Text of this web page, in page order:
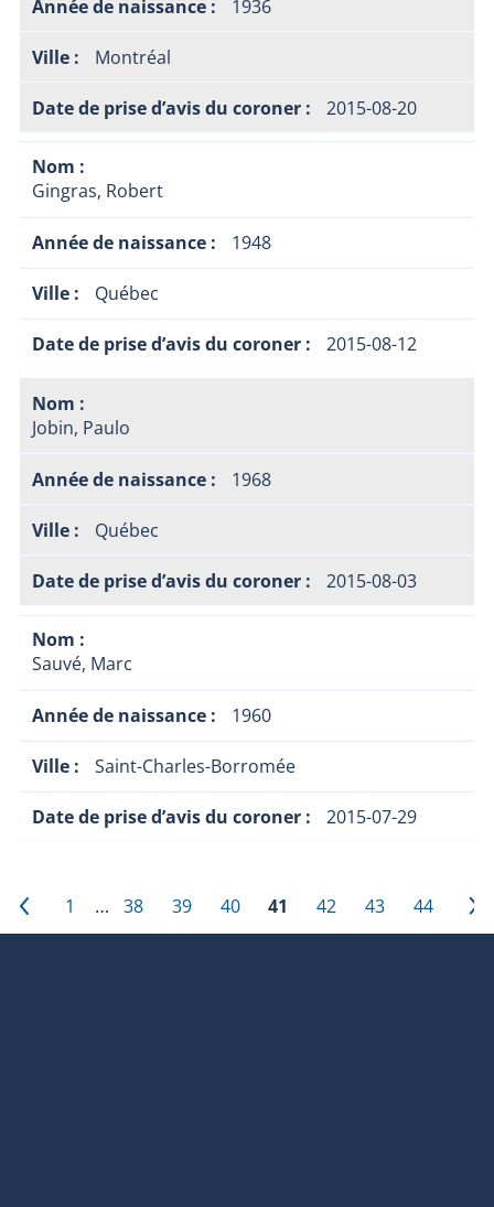
1936
Montréal
2015-08-20
Gingras, Robert
1948
Québec
2015-08-12
Jobin, Paulo
1968
Québec
2015-08-03
Sauvé, Marc
1960
Saint-Charles-Borromée
2015-07-29
‹ 1 … 38 39 40 41 42 43 44 ›